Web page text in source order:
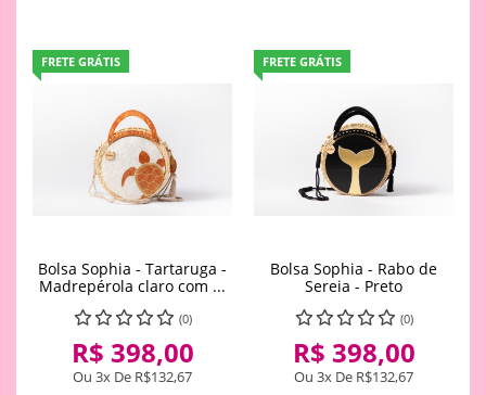
FRETE GRÁTIS
Bolsa Sophia - Tartaruga -
Madrepérola claro com ...
(0)
R$ 398,00
Ou 3x De R$132,67
FRETE GRÁTIS
Bolsa Sophia - Rabo de
Sereia - Preto
(0)
R$ 398,00
Ou 3x De R$132,67